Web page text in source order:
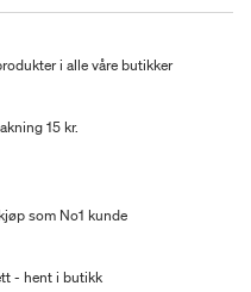
i alle våre butikker
15 kr.
som No1 kunde
- hent i butikk